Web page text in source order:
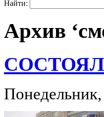
Найти:
Архив